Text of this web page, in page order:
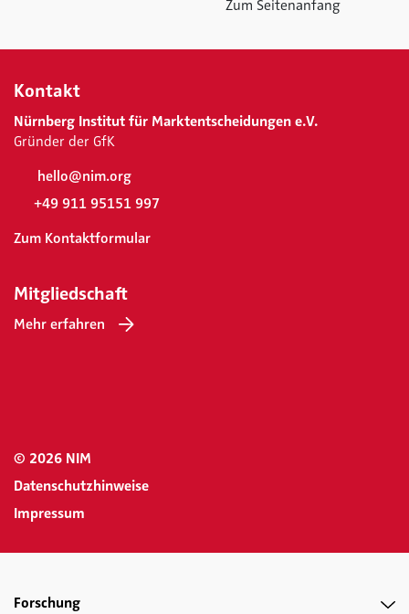
Zum Seitenanfang
Kontakt
Nürnberg Institut für Marktentscheidungen e.V.
Gründer der GfK
hello@nim.org
+49 911 95151 997
Zum Kontaktformular
Mitgliedschaft
Mehr erfahren
© 2026 NIM
Datenschutzhinweise
Impressum
Forschung